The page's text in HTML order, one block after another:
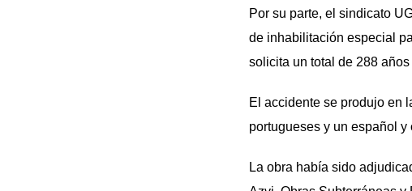
Por su parte, el sindicato
de inhabilitación especial
solicita un total de 288
El accidente se produjo en
portugueses y un español
La obra había sido